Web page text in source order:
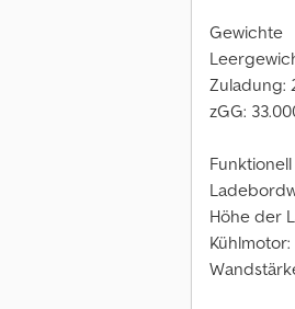
Gewichte
Zuladung:
zGG:
Funktionell
Höhe der